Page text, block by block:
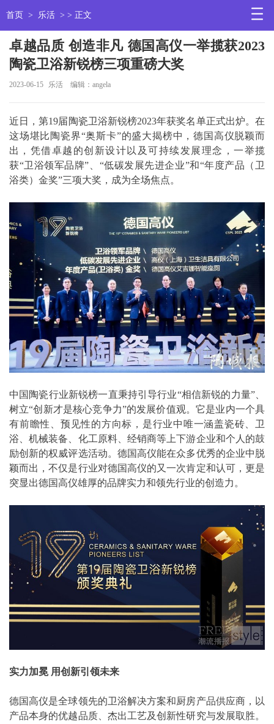
首页 > 乐活 > > 正文
卓越品质 创造非凡 德国高仪一举揽获2023
陶瓷卫浴新锐榜三项重磅大奖
2023-06-15 乐活 编辑：angela
近日，第19届陶瓷卫浴新锐榜2023年获奖名单正式出炉。在
这场堪比陶瓷界“奥斯卡”的盛大揭榜中，德国高仪脱颖而
出，凭借卓越的创新设计以及可持续发展理念，一举揽
获“卫浴领军品牌”、“低碳发展先进企业”和“年度产品（卫
浴类）金奖”三项大奖，成为全场焦点。
中国陶瓷行业新锐榜一直秉持引导行业“相信新锐的力量”、
树立“创新才是核心竞争力”的发展价值观。它是业内一个具
有前瞻性、预见性的方向标，是行业中唯一涵盖瓷砖、卫
浴、机械装备、化工原料、经销商等上下游企业和个人的鼓
励创新的权威评选活动。德国高仪能在众多优秀的企业中脱
颖而出，不仅是行业对德国高仪的又一次肯定和认可，更是
突显出德国高仪雄厚的品牌实力和领先行业的创造力。
实力加冕 用创新引领未来
德国高仪是全球领先的卫浴解决方案和厨房产品供应商，以
产品本身的优越品质、杰出工艺及创新性研究与发展取胜。